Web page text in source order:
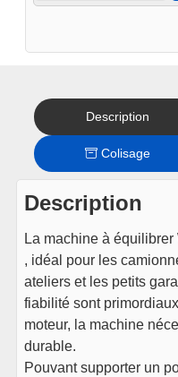
Description
Colisage
Description
La machine à
, idéal pour les
ateliers et les petits
fiabilité sont
moteur, la machine
durable.
Pouvant supporter un